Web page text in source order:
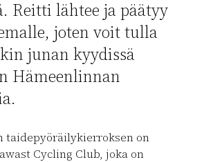
Reitti lähtee ja päätyy
joten voit tulla
junan kyydissä
Hämeenlinnan
taidepyöräilykierroksen on
Cycling Club, joka on